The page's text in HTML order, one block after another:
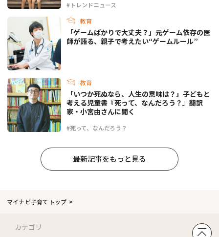
#トレンドニュース
教育
「ゲームばかりで大丈夫？」元ゲーム依存の医
師が語る、親子で考えたい“ゲームルール”
教育
#死って、なんだろう？
「いつか死ぬなら、人生の意味は？」子どもと
考える児童書『死って、なんだろう？』翻訳
家・小宮由さんに聞く
最新記事をもっと見る
マイナビ子育てトップ
カテゴリ